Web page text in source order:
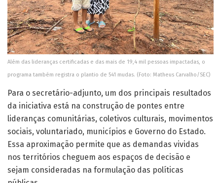
Além das lideranças certificadas e das mais de 19,4 mil pessoas impactadas, o
programa também registra o plantio de 541 mudas. (Foto: Matheus Carvalho/SEC)
Para o secretário-adjunto, um dos principais resultados
da iniciativa está na construção de pontes entre
lideranças comunitárias, coletivos culturais, movimentos
sociais, voluntariado, municípios e Governo do Estado.
Essa aproximação permite que as demandas vividas
nos territórios cheguem aos espaços de decisão e
sejam consideradas na formulação das políticas
públicas.
“O Perifeirarte virou sinônimo de gestão participativa. É
um espaço em que o Estado escuta, valida e apoia
soluções criadas pelas próprias comunidades. A